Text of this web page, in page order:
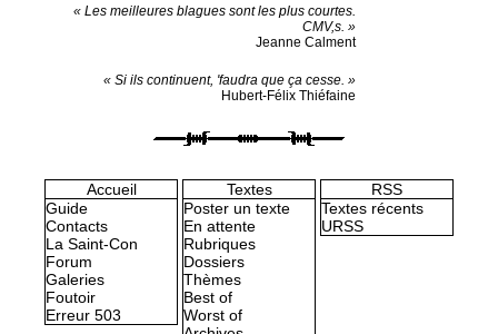
« Les meilleures blagues sont les plus courtes.
CMV,s. »
Jeanne Calment
« Si ils continuent, 'faudra que ça cesse. »
Hubert-Félix Thiéfaine
Accueil
Guide
Contacts
La Saint-Con
Forum
Galeries
Foutoir
Erreur 503
Textes
Poster un texte
En attente
Rubriques
Dossiers
Thèmes
Best of
Worst of
RSS
Textes récents
URSS